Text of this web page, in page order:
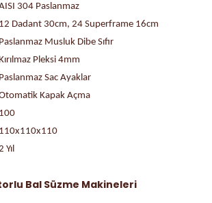
304 Paslanmaz
12 Dadant 30cm, 24 Superframe 16cm
Paslanmaz Musluk Dibe Sıfır
Kırılmaz Pleksi 4mm
Paslanmaz Sac Ayaklar
Kapak Açma
100
110x110x110
Yıl
Bal Süzme Makineleri